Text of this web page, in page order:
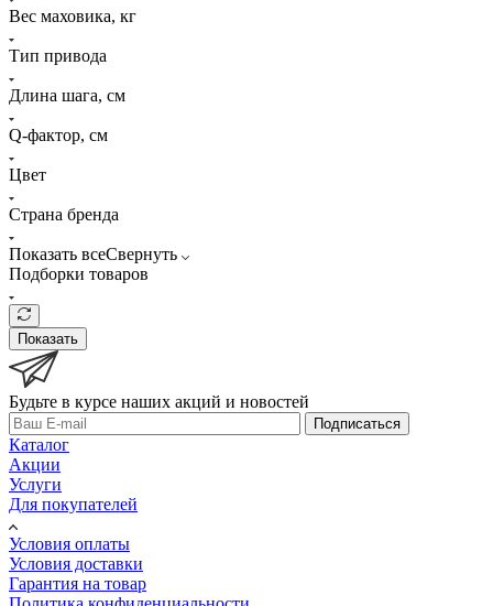
Вес маховика, кг
Тип привода
Длина шага, см
Q-фактор, см
Цвет
Страна бренда
Показать всеСвернуть
Подборки товаров
Показать
Будьте в курсе наших акций и новостей
Подписаться
Каталог
Акции
Услуги
Для покупателей
Условия оплаты
Условия доставки
Гарантия на товар